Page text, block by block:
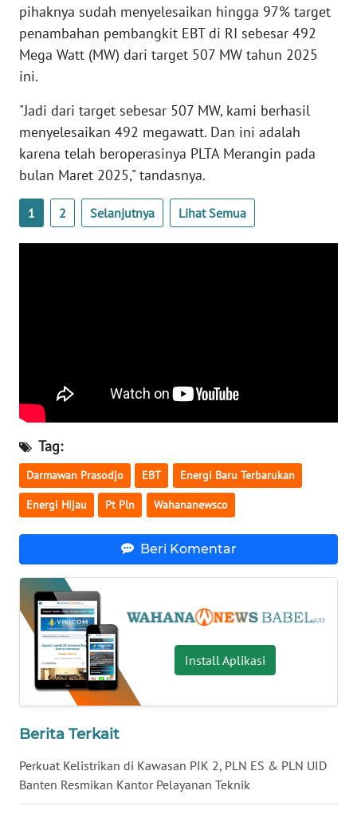
pihaknya sudah menyelesaikan hingga 97% target
penambahan pembangkit EBT di RI sebesar 492
Mega Watt (MW) dari target 507 MW tahun 2025
ini.
"Jadi dari target sebesar 507 MW, kami berhasil
menyelesaikan 492 megawatt. Dan ini adalah
karena telah beroperasinya PLTA Merangin pada
bulan Maret 2025," tandasnya.
1 2 Selanjutnya Lihat Semua
Tag:
Darmawan Prasodjo EBT Energi Baru Terbarukan
Energi Hijau Pt Pln Wahananewsco
Beri Komentar
Install Aplikasi
Berita Terkait
Perkuat Kelistrikan di Kawasan PIK 2, PLN ES & PLN UID
Banten Resmikan Kantor Pelayanan Teknik
WN
PAPUA
BARAT
RIAU
WN
SERAMBI
JAMBI
SULTENG
WN
SULBAR
WN
BABEL
WN
SUMBAR
WN
SUMSEL
WN
BENGKULU
WN